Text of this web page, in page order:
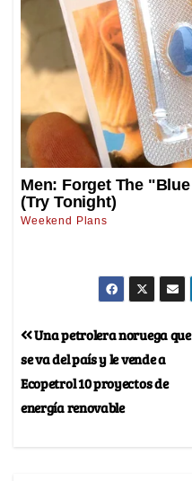
Una petrolera noruega que
se va del país y le vende a
Ecopetrol 10 proyectos de
energía renovable